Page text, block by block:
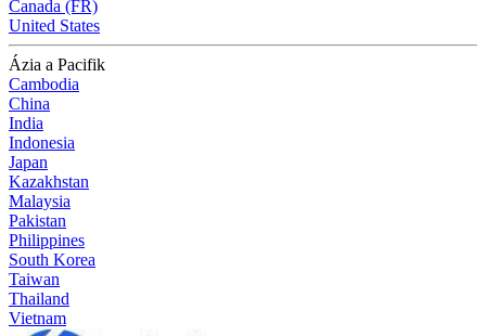
Canada (FR)
United States
Ázia a Pacifik
Cambodia
China
India
Indonesia
Japan
Kazakhstan
Malaysia
Pakistan
Philippines
South Korea
Taiwan
Thailand
Vietnam